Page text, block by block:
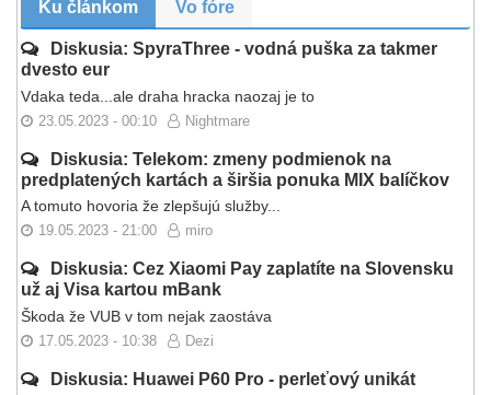
Ku článkom Vo fóre
Diskusia: SpyraThree - vodná puška za takmer
dvesto eur
Vdaka teda...ale draha hracka naozaj je to
23.05.2023 - 00:10 Nightmare
Diskusia: Telekom: zmeny podmienok na
predplatených kartách a širšia ponuka MIX balíčkov
A tomuto hovoria že zlepšujú služby...
19.05.2023 - 21:00 miro
Diskusia: Cez Xiaomi Pay zaplatíte na Slovensku
už aj Visa kartou mBank
Škoda že VUB v tom nejak zaostáva
17.05.2023 - 10:38 Dezi
Diskusia: Huawei P60 Pro - perleťový unikát